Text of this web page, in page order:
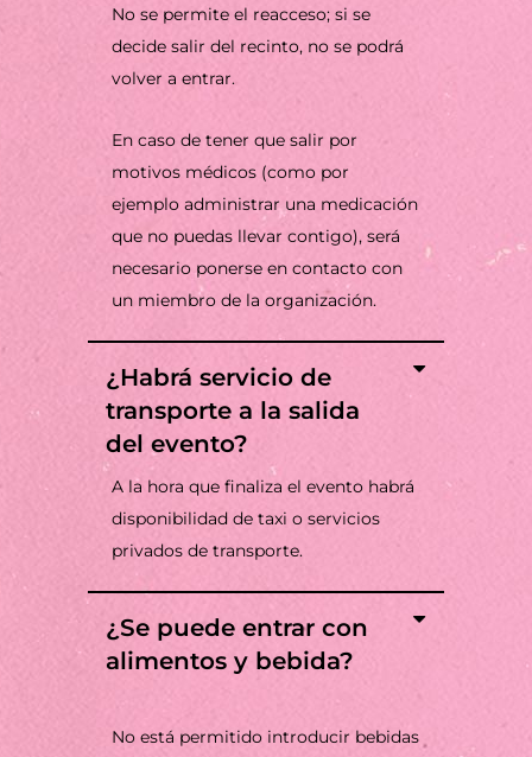
No se permite el reacceso; si se
decide salir del recinto, no se podrá
volver a entrar.
En caso de tener que salir por
motivos médicos (como por
ejemplo administrar una medicación
que no puedas llevar contigo), será
necesario ponerse en contacto con
un miembro de la organización.
¿Habrá servicio de
transporte a la salida
del evento?
A la hora que finaliza el evento habrá
disponibilidad de taxi o servicios
privados de transporte.
¿Se puede entrar con
alimentos y bebida?
No está permitido introducir bebidas